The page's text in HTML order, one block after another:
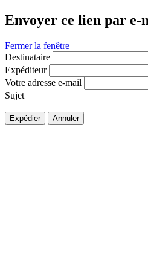
Envoyer ce lien par e-
Fermer la fenêtre
Destinataire
Expéditeur
Votre adresse e-mail
Sujet
Expédier Annuler